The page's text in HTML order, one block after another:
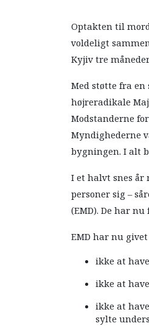
Optakten til
voldeligt
Kyjiv tre
Med støtte fra
højreradikale
Modstanderne
Myndighederne
bygningen. I alt
I et halvt snes år
personer sig –
(EMD). De har
EMD har nu
ikke at
ikke at
ikke at
sylte